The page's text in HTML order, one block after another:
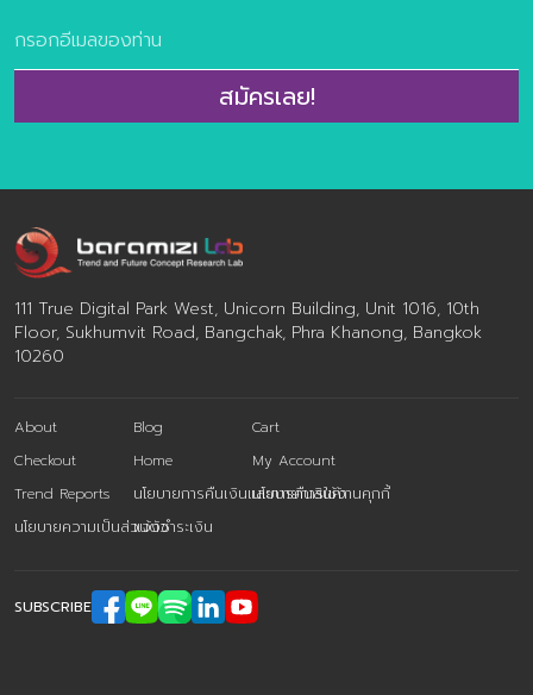
สมัครเลย!
111 True Digital Park West, Unicorn Building, Unit 1016, 10th
Floor, Sukhumvit Road, Bangchak, Phra Khanong, Bangkok
10260
About Blog
Cart
Checkout
Home
My Account
Trend Reports
นโยบายการคืนเงินและการคืนสินค้า
นโยบายการใช้งานคุกกี้
นโยบายความเป็นส่วนตัวแจ้งชำระเงิน
SUBSCRIBE